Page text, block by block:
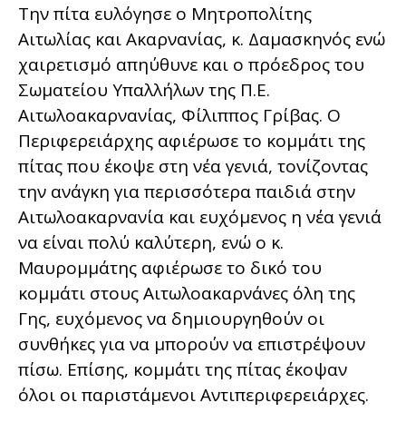
Την πίτα ευλόγησε ο Μητροπολίτης
Αιτωλίας και Ακαρνανίας, κ. Δαμασκηνός ενώ
χαιρετισμό απηύθυνε και ο πρόεδρος του
Σωματείου Υπαλλήλων της Π.Ε.
Αιτωλοακαρνανίας, Φίλιππος Γρίβας. Ο
Περιφερειάρχης αφιέρωσε το κομμάτι της
πίτας που έκοψε στη νέα γενιά, τονίζοντας
την ανάγκη για περισσότερα παιδιά στην
Αιτωλοακαρνανία και ευχόμενος η νέα γενιά
να είναι πολύ καλύτερη, ενώ ο κ.
Μαυρομμάτης αφιέρωσε το δικό του
κομμάτι στους Αιτωλοακαρνάνες όλη της
Γης, ευχόμενος να δημιουργηθούν οι
συνθήκες για να μπορούν να επιστρέψουν
πίσω. Επίσης, κομμάτι της πίτας έκοψαν
όλοι οι παριστάμενοι Αντιπεριφερειάρχες.